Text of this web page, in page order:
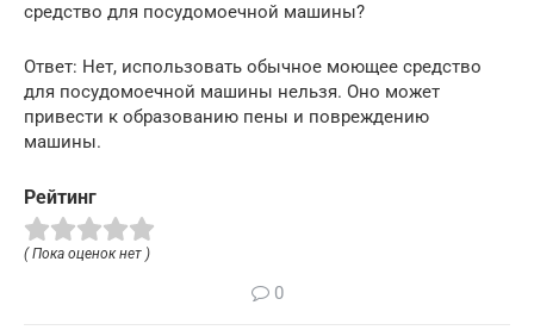
средство для посудомоечной машины?
Ответ: Нет, использовать обычное моющее средство
для посудомоечной машины нельзя. Оно может
привести к образованию пены и повреждению
машины.
Рейтинг
( Пока оценок нет )
0